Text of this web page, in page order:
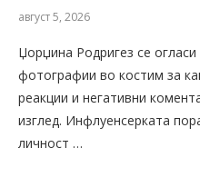
август 5, 2026
Џорџина Родригез се огласи
фотографии во костим за
реакции и негативни
изглед. Инфлуенсерката
личност …